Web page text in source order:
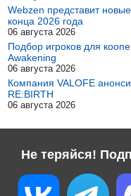
Webzen представит
конца 2026 года
06 августа 2026
Подбор игроков для
Awakening
06 августа 2026
Компания VALOFE
RE:BIRTH
06 августа 2026
Не теряйся!